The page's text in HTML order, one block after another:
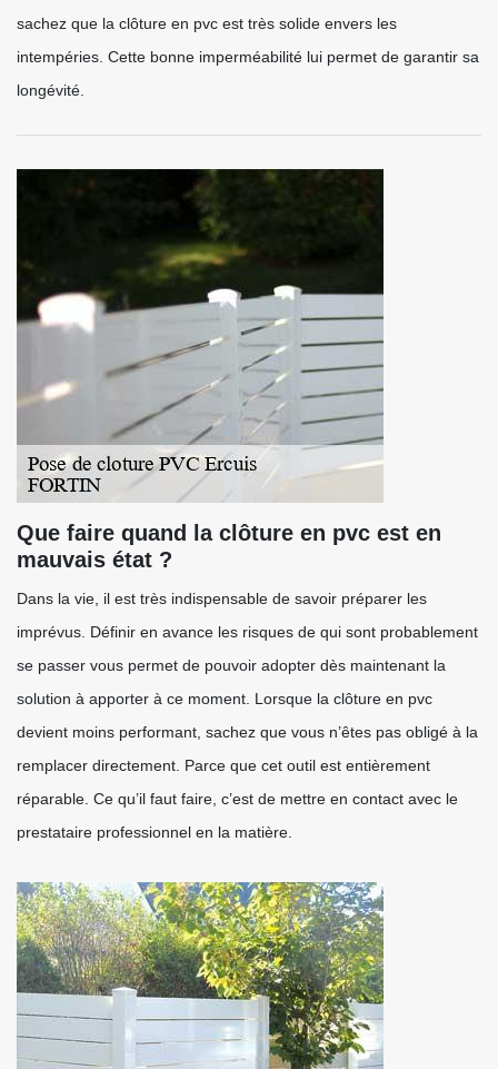
sachez que la clôture en pvc est très solide envers les
intempéries. Cette bonne imperméabilité lui permet de garantir sa
longévité.
Que faire quand la clôture en pvc est en
mauvais état ?
Dans la vie, il est très indispensable de savoir préparer les
imprévus. Définir en avance les risques de qui sont probablement
se passer vous permet de pouvoir adopter dès maintenant la
solution à apporter à ce moment. Lorsque la clôture en pvc
devient moins performant, sachez que vous n’êtes pas obligé à la
remplacer directement. Parce que cet outil est entièrement
réparable. Ce qu’il faut faire, c’est de mettre en contact avec le
prestataire professionnel en la matière.